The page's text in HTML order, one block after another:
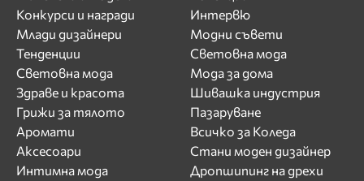
Конкурси и награди
Млади дизайнери
Тенденции
Световна мода
Здраве и красота
Грижи за тялото
Аромати
Аксесоари
Интимна мода
Интервю
Модни съвети
Световна мода
Мода за дома
Шивашка индустрия
Пазаруване
Всичко за Коледа
Стани моден дизайнер
Дропшипинг на дрехи